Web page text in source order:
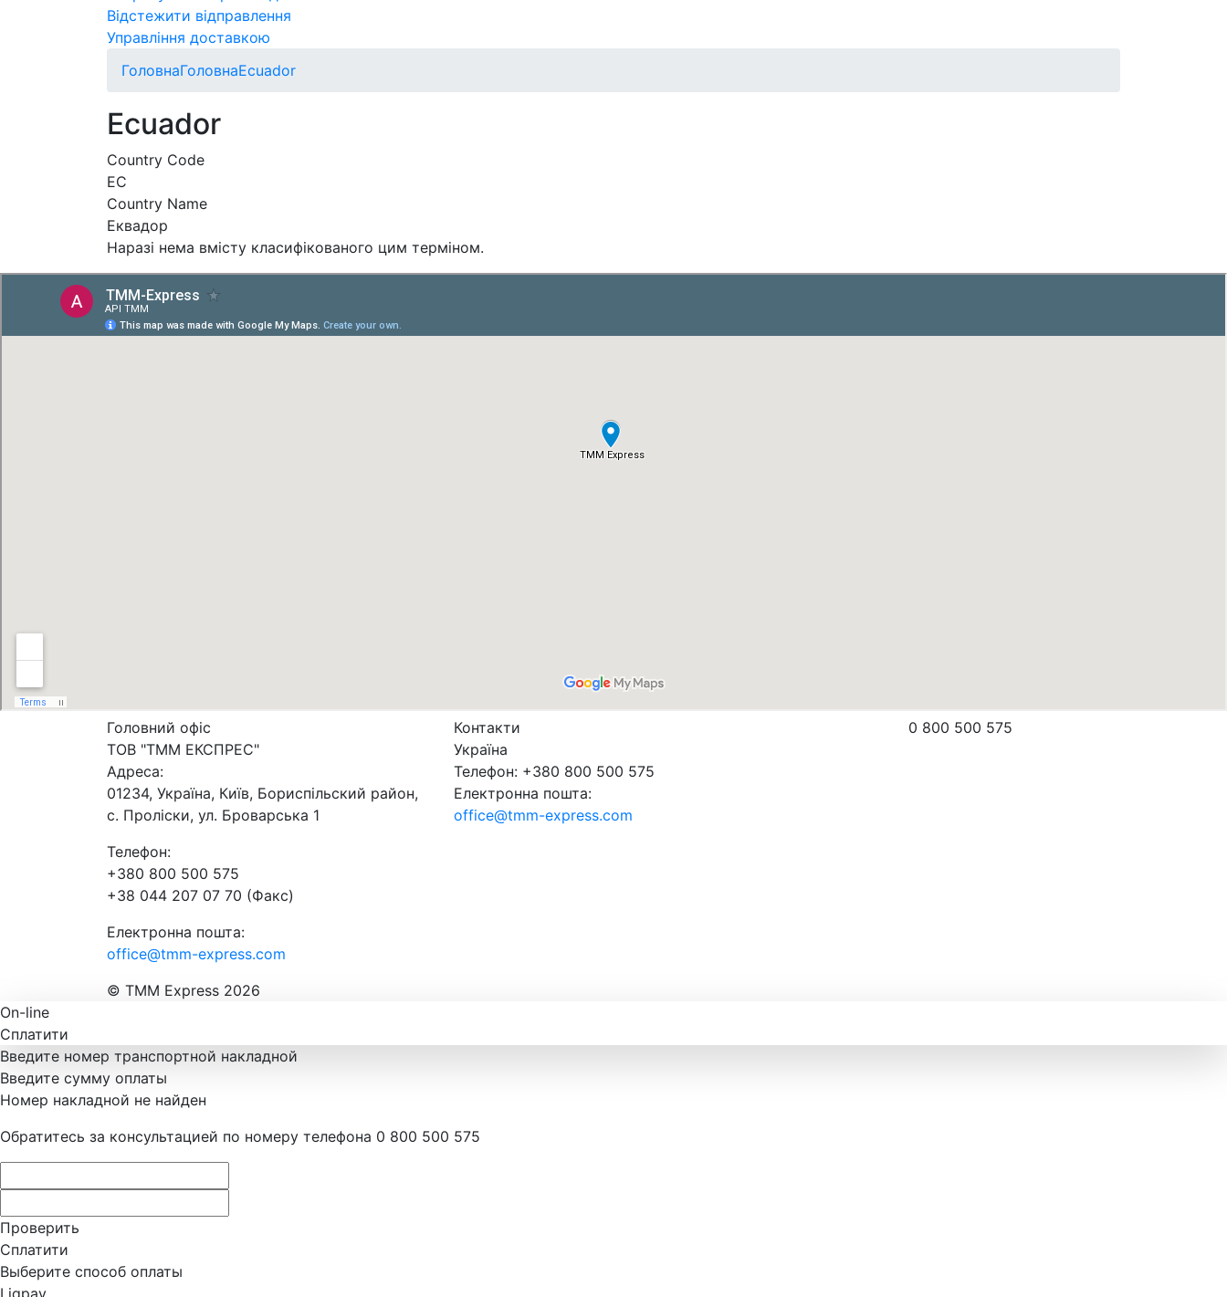
Відстежити відправлення
Управління доставкою
ГоловнаГоловнаEcuador
Ecuador
Country Code
EC
Country Name
Еквадор
Наразі нема вмісту класифікованого цим терміном.
Головний офіс
ТОВ "ТММ ЕКСПРЕС"
Адреса:
01234, Україна, Київ, Бориспільский район,
с. Проліски, ул. Броварська 1
Телефон:
+380 800 500 575
+38 044 207 07 70 (Факс)
Електронна пошта:
office@tmm-express.com
Контакти
Україна
Телефон: +380 800 500 575
Електронна пошта:
office@tmm-express.com
0 800 500 575
© ТММ Express 2026
On-line
Сплатити
Введите номер транспортной накладной
Введите сумму оплаты
Номер накладной не найден
Обратитесь за консультацией по номеру телефона 0 800 500 575
Проверить
Сплатити
Выберите способ оплаты
Liqpay